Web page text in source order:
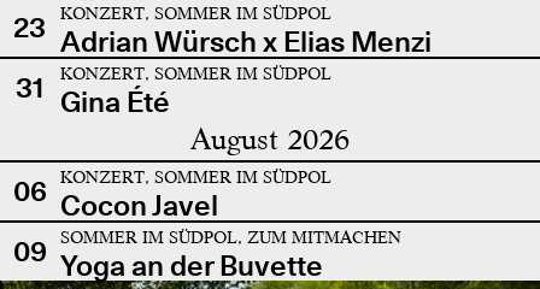
23
KONZERT, SOMMER IM SÜDPOL
Adrian Würsch x Elias Menzi
31
KONZERT, SOMMER IM SÜDPOL
Gina Été
August 2026
06 KONZERT, SOMMER IM SÜDPOL
Cocon Javel
09
SOMMER IM SÜDPOL, ZUM MITMACHEN
Yoga an der Buvette